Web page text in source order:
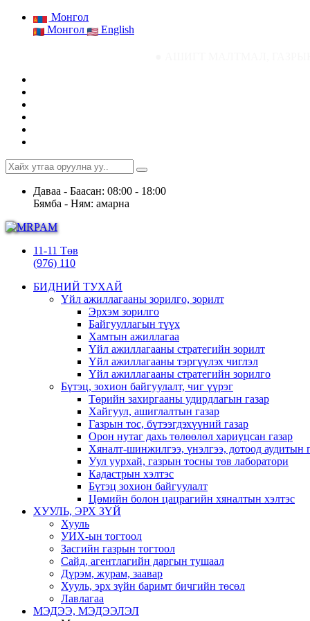
Монгол
Монгол
English
Даваа - Баасан: 08:00 - 18:00
Бямба - Ням: амарна
11-11 Төв
(976) 110
БИДНИЙ ТУХАЙ
Үйл ажиллагааны зорилго, зорилт
Эрхэм зорилго
Байгууллагын түүх
Хамтын ажиллагаа
Үйл ажиллагааны стратегийн зорилт
Үйл ажиллагааны тэргүүлэх чиглэл
Үйл ажиллагааны стратегийн зорилго
Бүтэц, зохион байгуулалт, чиг үүрэг
Төрийн захиргааны удирдлагын газар
Хайгуул, ашиглалтын газар
Газрын тос, бүтээгдэхүүний газар
Орон нутаг дахь төлөөлөл хариуцсан газар
Хяналт-шинжилгээ, үнэлгээ, дотоод аудитын
Уул уурхай, газрын тосны төв лаборатори
Кадастрын хэлтэс
Бүтэц зохион байгуулалт
Цөмийн болон цацрагийн хяналтын хэлтэс
ХУУЛЬ, ЭРХ ЗҮЙ
Хууль
УИХ-ын тогтоол
Засгийн газрын тогтоол
Сайд, агентлагийн даргын тушаал
Дүрэм, журам, заавар
Хууль, эрх зүйн баримт бичгийн төсөл
Лавлагаа
МЭДЭЭ, МЭДЭЭЛЭЛ